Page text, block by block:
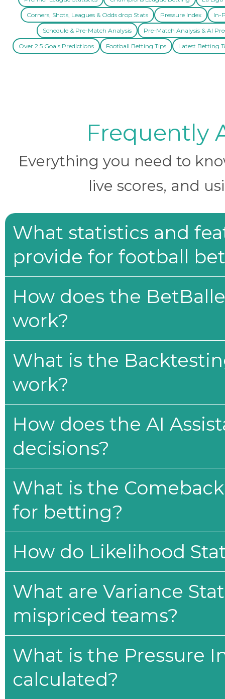
Corners, Shots, Leagues & Odds drop Stats Pressure Index In-
Schedule & Pre-Match Analysis Pre-Match Analysis & AI
Over 2.5 Goals Predictions Football Betting Tips Latest Betting
Frequently
Everything you need to
live scores, and
What statistics and
provide for football
How does the
work?
What is the
work?
How does the AI
decisions?
What is the
for betting?
How do Likelihood
What are Variance
mispriced teams?
What is the Pressure
calculated?